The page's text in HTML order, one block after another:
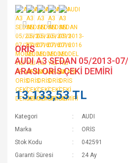
ORİS
AUDI A3 SEDAN 05/2013-
ARASI ORİS ÇEKİ DEMİRİ
13.133,53 TL
Kategori
AUDI
Marka
ORİS
Stok Kodu
042591
Garanti Süresi
24 Ay